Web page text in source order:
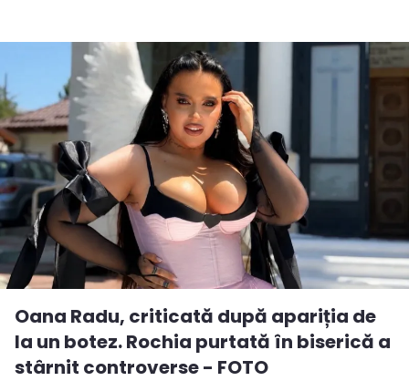
Oana Radu, criticată după apariția de
la un botez. Rochia purtată în biserică a
stârnit controverse - FOTO